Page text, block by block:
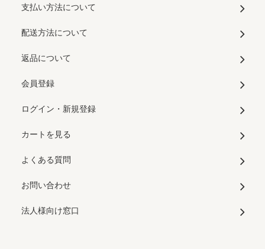
支払い方法について
配送方法について
返品について
会員登録
ログイン・新規登録
カートを見る
よくある質問
お問い合わせ
法人様向け窓口